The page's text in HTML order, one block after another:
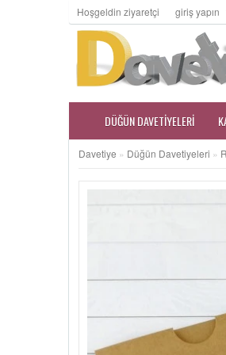
Hoşgeldin ziyaretçi giriş yapın
DÜĞÜN DAVETIYELERI
Davetiye » Düğün Davetiyeleri »